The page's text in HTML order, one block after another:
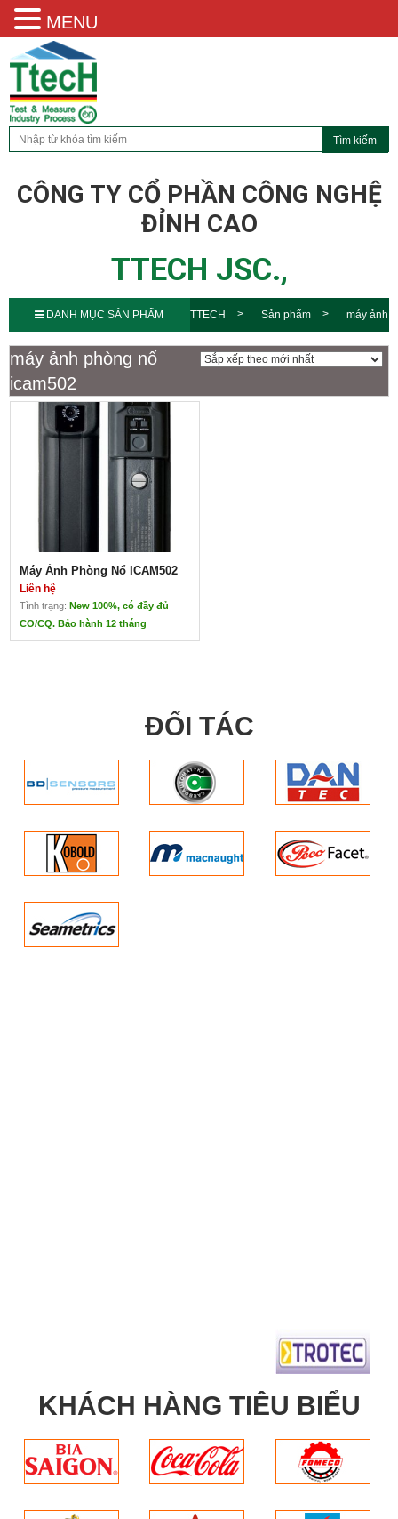
CÔNG TY CỔ PHẦN CÔNG NGHỆ
ĐỈNH CAO
TTECH JSC.,
DANH MỤC SẢN PHẨM TTECH Sản phẩm máy ảnh
phòng nổ icam502
máy ảnh phòng nổ
icam502
Máy Ảnh Phòng Nổ ICAM502
Liên hệ
Tình trạng: New 100%, có đầy đủ
CO/CQ. Bảo hành 12 tháng
Mới 100%, nhập khẩu
trực tiếp. Ứng dụng
trong các phòng nổ,
Đặc điểm: Dễ sử dụng
Compliance EMC: EN
55022 1998 class B,
EN 55024 1999
FCC: Class A device
Ingress
protection
IP65
132 x 32 x 22
mm (5.20 x 1.26 x 0.87
in)
Weight
ĐỐI TÁC
KHÁCH HÀNG TIÊU BIỂU
MENU